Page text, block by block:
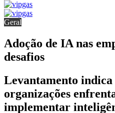
Geral
Adoção de IA nas
desafios
Levantamento indica
organizações
implementar